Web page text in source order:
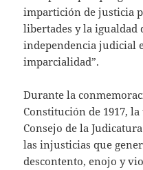
impartición de justicia
libertades y la igualdad
independencia judicial
imparcialidad”.
Durante la
Constitución de 1917,
Consejo de la
las injusticias que
descontento, enojo y